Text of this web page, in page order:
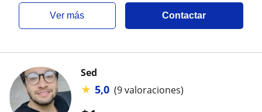
ver más Contactar
Sed
★ 5,0 (9 valoraciones)